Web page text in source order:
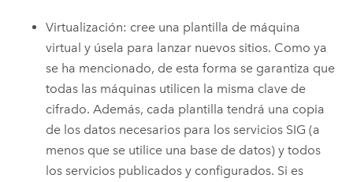
Virtualización: cree una plantilla de máquina
virtual y úsela para lanzar nuevos sitios. Como ya
se ha mencionado, de esta forma se garantiza que
todas las máquinas utilicen la misma clave de
cifrado. Además, cada plantilla tendrá una copia
de los datos necesarios para los servicios SIG (a
menos que se utilice una base de datos) y todos
los servicios publicados y configurados. Si es